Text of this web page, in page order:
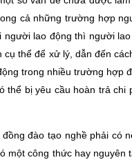
cả những trường hợp
lao động thì người
thể để xử lý, dẫn đến
trong nhiều trường hợp
bị yêu cầu hoàn trả chi
đào tạo nghề phải có
một công thức hay